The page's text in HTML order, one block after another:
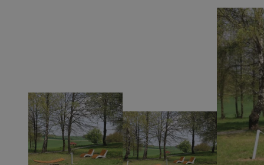
INGRESSCOOKIE
__cf_bm